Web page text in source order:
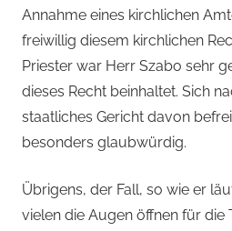
Annahme eines kirchlichen
freiwillig diesem kirchlichen
Priester war Herr Szabo sehr
dieses Recht beinhaltet. Sich
staatliches Gericht davon
besonders glaubwürdig.
Übrigens, der Fall, so wie er
vielen die Augen öffnen für die